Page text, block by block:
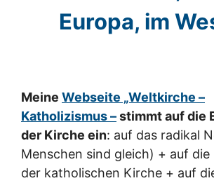
Europa, im
Meine Webseite „Weltkirche –
Katholizismus –stimmt auf die
der Kirche ein: auf das radikal
Menschen sind gleich) + auf die
der katholischen Kirche + auf